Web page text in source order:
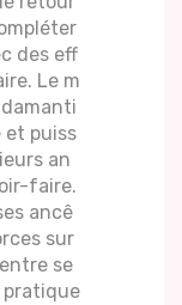
des eff
Le m
et puiss
an
faire.
ancê
sur
se
pratique